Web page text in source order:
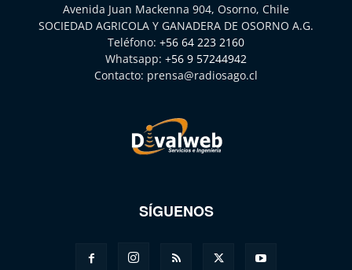
Avenida Juan Mackenna 904, Osorno, Chile
SOCIEDAD AGRICOLA Y GANADERA DE OSORNO A.G.
Teléfono: +56 64 223 2160
Whatsapp: +56 9 57244942
Contacto: prensa@radiosago.cl
SÍGUENOS